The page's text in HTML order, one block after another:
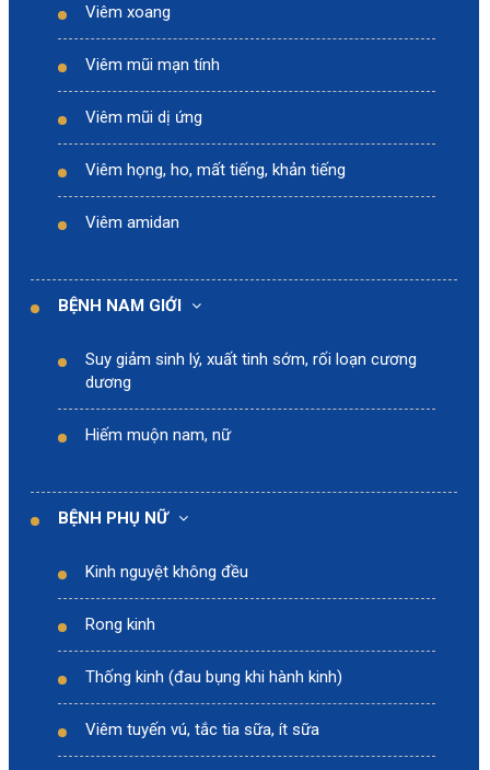
Viêm xoang
Viêm mũi mạn tính
Viêm mũi dị ứng
Viêm họng, ho, mất tiếng, khản tiếng
Viêm amidan
BỆNH NAM GIỚI
Suy giảm sinh lý, xuất tinh sớm, rối loạn cương
dương
Hiếm muộn nam, nữ
BỆNH PHỤ NỮ
Kinh nguyệt không đều
Rong kinh
Thống kinh (đau bụng khi hành kinh)
Viêm tuyến vú, tắc tia sữa, ít sữa